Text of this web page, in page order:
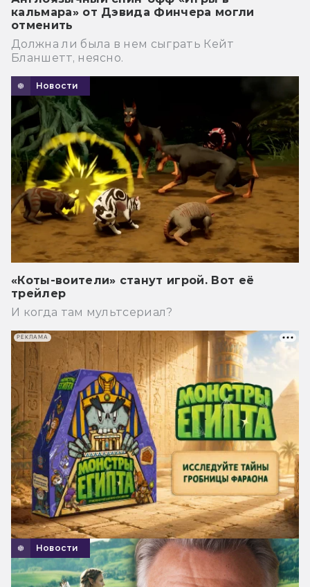
кальмара» от Дэвида Финчера могли
отменить
Должна ли была в нем сыграть Кейт
Бланшетт, неясно.
Новости
«Коты-воители» станут игрой. Вот её
трейлер
И когда там мультсериал?
Новости
РЕКЛАМА